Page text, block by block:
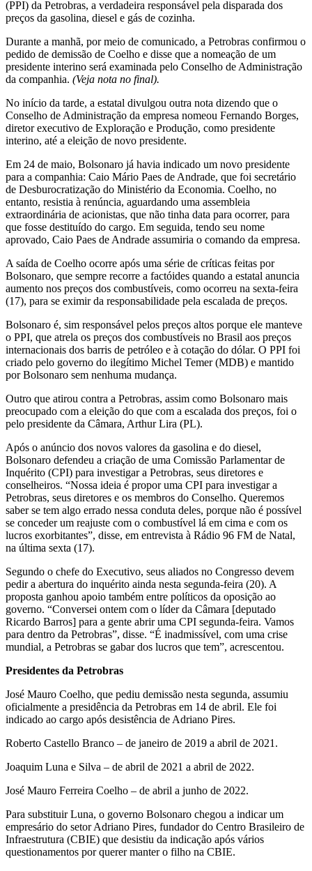
(PPI) da Petrobras, a verdadeira responsável pela disparada dos
preços da gasolina, diesel e gás de cozinha.
Durante a manhã, por meio de comunicado, a Petrobras confirmou o
pedido de demissão de Coelho e disse que a nomeação de um
presidente interino será examinada pelo Conselho de Administração
da companhia. (Veja nota no final).
No início da tarde, a estatal divulgou outra nota dizendo que o
Conselho de Administração da empresa nomeou Fernando Borges,
diretor executivo de Exploração e Produção, como presidente
interino, até a eleição de novo presidente.
Em 24 de maio, Bolsonaro já havia indicado um novo presidente
para a companhia: Caio Mário Paes de Andrade, que foi secretário
de Desburocratização do Ministério da Economia. Coelho, no
entanto, resistia à renúncia, aguardando uma assembleia
extraordinária de acionistas, que não tinha data para ocorrer, para
que fosse destituído do cargo. Em seguida, tendo seu nome
aprovado, Caio Paes de Andrade assumiria o comando da empresa.
A saída de Coelho ocorre após uma série de críticas feitas por
Bolsonaro, que sempre recorre a factóides quando a estatal anuncia
aumento nos preços dos combustíveis, como ocorreu na sexta-feira
(17), para se eximir da responsabilidade pela escalada de preços.
Bolsonaro é, sim responsável pelos preços altos porque ele manteve
o PPI, que atrela os preços dos combustíveis no Brasil aos preços
internacionais dos barris de petróleo e à cotação do dólar. O PPI foi
criado pelo governo do ilegítimo Michel Temer (MDB) e mantido
por Bolsonaro sem nenhuma mudança.
Outro que atirou contra a Petrobras, assim como Bolsonaro mais
preocupado com a eleição do que com a escalada dos preços, foi o
pelo presidente da Câmara, Arthur Lira (PL).
Após o anúncio dos novos valores da gasolina e do diesel,
Bolsonaro defendeu a criação de uma Comissão Parlamentar de
Inquérito (CPI) para investigar a Petrobras, seus diretores e
conselheiros. “Nossa ideia é propor uma CPI para investigar a
Petrobras, seus diretores e os membros do Conselho. Queremos
saber se tem algo errado nessa conduta deles, porque não é possível
se conceder um reajuste com o combustível lá em cima e com os
lucros exorbitantes”, disse, em entrevista à Rádio 96 FM de Natal,
na última sexta (17).
Segundo o chefe do Executivo, seus aliados no Congresso devem
pedir a abertura do inquérito ainda nesta segunda-feira (20). A
proposta ganhou apoio também entre políticos da oposição ao
governo. “Conversei ontem com o líder da Câmara [deputado
Ricardo Barros] para a gente abrir uma CPI segunda-feira. Vamos
para dentro da Petrobras”, disse. “É inadmissível, com uma crise
mundial, a Petrobras se gabar dos lucros que tem”, acrescentou.
Presidentes da Petrobras
José Mauro Coelho, que pediu demissão nesta segunda, assumiu
oficialmente a presidência da Petrobras em 14 de abril. Ele foi
indicado ao cargo após desistência de Adriano Pires.
Roberto Castello Branco – de janeiro de 2019 a abril de 2021.
Joaquim Luna e Silva – de abril de 2021 a abril de 2022.
José Mauro Ferreira Coelho – de abril a junho de 2022.
Para substituir Luna, o governo Bolsonaro chegou a indicar um
empresário do setor Adriano Pires, fundador do Centro Brasileiro de
Infraestrutura (CBIE) que desistiu da indicação após vários
questionamentos por querer manter o filho na CBIE.